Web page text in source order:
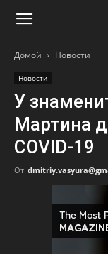
Домой Новости
Новости
У
Мартина
COVID-19
От